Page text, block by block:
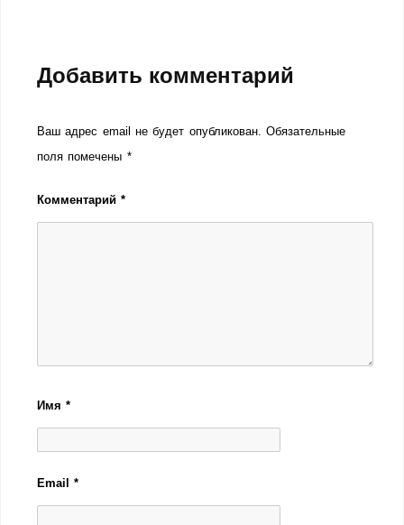
Добавить комментарий
Ваш адрес email не будет опубликован. Обязательные
поля помечены *
Комментарий*
Имя*
Email*